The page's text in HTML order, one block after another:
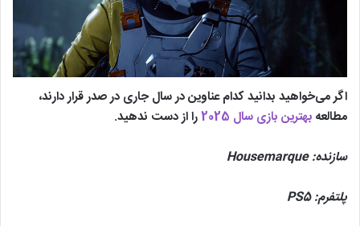
اگر می‌خواهید بدانید کدام عناوین در سال جاری در صدر قرار دارند،
مطالعه بهترین بازی سال 2025
را از دست ندهید.
سازنده:Housemarque
پلتفرم:PS5